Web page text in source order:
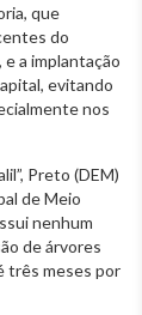
que
do
a implantação
evitando
nos
Preto (DEM)
de Meio
nenhum
de árvores
três meses por